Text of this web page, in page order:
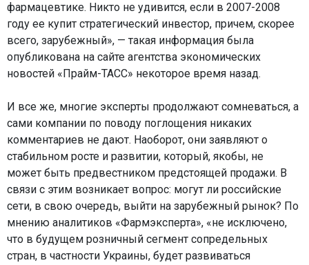
фармацевтике. Никто не удивится, если в 2007-2008
году ее купит стратегический инвестор, причем, скорее
всего, зарубежный», — такая информация была
опубликована на сайте агентства экономических
новостей «Прайм-ТАСС» некоторое время назад.
И все же, многие эксперты продолжают сомневаться, а
сами компании по поводу поглощения никаких
комментариев не дают. Наоборот, они заявляют о
стабильном росте и развитии, который, якобы, не
может быть предвестником предстоящей продажи. В
связи с этим возникает вопрос: могут ли российские
сети, в свою очередь, выйти на зарубежный рынок? По
мнению аналитиков «Фармэксперта», «не исключено,
что в будущем розничный сегмент сопредельных
стран, в частности Украины, будет развиваться